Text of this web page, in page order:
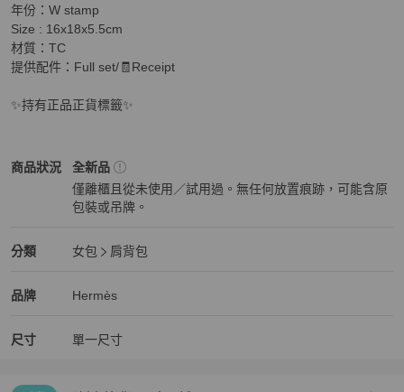
年份：W stamp
Size : 16x18x5.5cm
材質：TC
提供配件：Full set/🧾Receipt
✨持有正品正貨標籤✨
商品狀況
Hermès女包商品狀態與細節
全新品
僅離櫃且從未使用／試用過。無任何放置痕跡，可能含原
包裝或吊牌。
分類
Hermès 女包分類資訊
女包
肩背包
品牌
Hermès 精品女包品牌介紹
Hermès
Hermès 推薦清單
尺寸 單一尺寸